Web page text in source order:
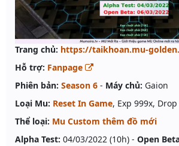
Trang chủ: https://taikhoan.mu-
Hỗ trợ: Fanpage
Phiên bản: Season 6 - Máy chủ: Gaion
Loại Mu: Reset In Game, Exp 999x, Drop
Thể loại: Mu Custom thêm đồ mới
Alpha Test: 04/03/2022 (10h) - Open